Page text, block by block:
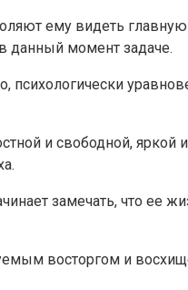
ему видеть
данный момент задаче.
психологически
и свободной, яркой и
замечать, что ее
восторгом и